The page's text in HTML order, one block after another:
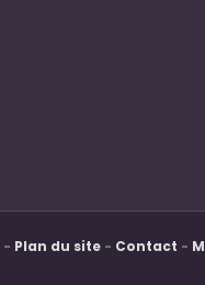
- Plan du site- Contact -